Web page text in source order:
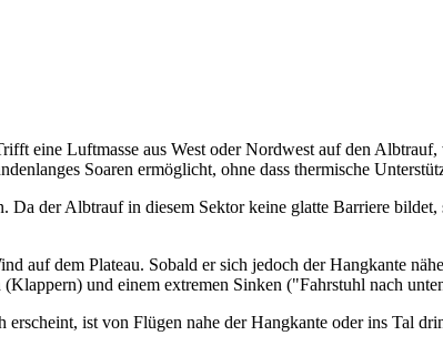
eine Luftmasse aus West oder Nordwest auf den
Soaren ermöglicht, ohne dass thermische
der Albtrauf in diesem Sektor keine glatte Barriere
auf dem Plateau. Sobald er sich jedoch der Hangkante
und einem extremen Sinken ("Fahrstuhl nach
ist von Flügen nahe der Hangkante oder ins Tal